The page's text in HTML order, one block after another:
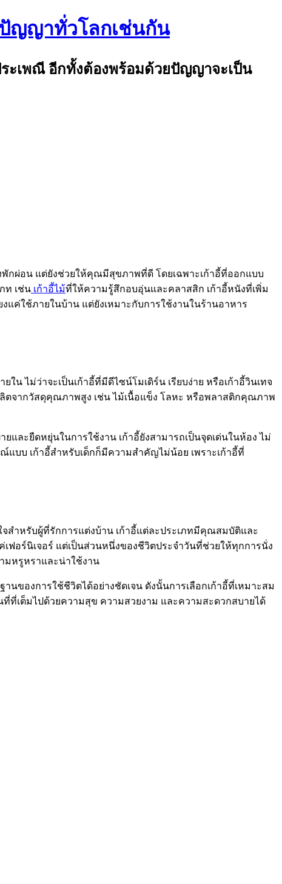
ญญาทั่วโลกเช่นกัน
ะเพณี อีกทั้งต้องพร้อมด้วยปัญญาจะเป็น
กผ่อน แต่ยังช่วยให้คุณมีสุขภาพที่ดี โดยเฉพาะเก้าอี้ที่ออกแบบ
ท เช่น เก้าอี้ไม้ที่ให้ความรู้สึกอบอุ่นและคลาสสิก เก้าอี้หนังที่เพิ่ม
แค่ใช้ภายในบ้าน แต่ยังเหมาะกับการใช้งานในร้านอาหาร
น ไม่ว่าจะเป็นเก้าอี้ที่มีดีไซน์โมเดิร์น เรียบง่าย หรือเก้าอี้วินเทจ
ตจากวัสดุคุณภาพสูง เช่น ไม้เนื้อแข็ง โลหะ หรือพลาสติกคุณภาพ
ละยืดหยุ่นในการใช้งาน เก้าอี้ยังสามารถเป็นจุดเด่นในห้อง ไม่
แบบ เก้าอี้สำหรับเด็กก็มีความสำคัญไม่น้อย เพราะเก้าอี้ที่
สำหรับผู้ที่รักการแต่งบ้าน เก้าอี้แต่ละประเภทมีคุณสมบัติและ
ฟอร์นิเจอร์ แต่เป็นส่วนหนึ่งของชีวิตประจำวันที่ช่วยให้ทุกการนั่ง
มหรูหราและน่าใช้งาน
นของการใช้ชีวิตได้อย่างชัดเจน ดังนั้นการเลือกเก้าอี้ที่เหมาะสม
เต็มไปด้วยความสุข ความสวยงาม และความสะดวกสบายได้